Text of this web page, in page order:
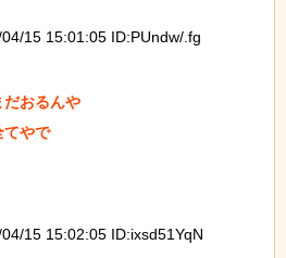
15 15:01:05 ID:PUndw/.fg
だおるんや
てやで
15 15:02:05 ID:ixsd51YqN